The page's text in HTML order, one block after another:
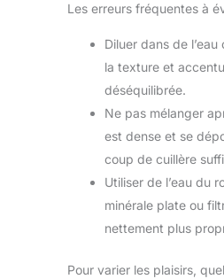
Les erreurs fréquentes à
Diluer dans de
la texture et
déséquilibrée.
Ne pas mélanger
est dense et se
coup de cuillère
Utiliser de l’eau du
minérale plate ou
nettement plus
Pour varier les plaisirs,